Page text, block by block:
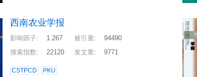
西南农业学报
影响因子: 1.267 被引量:
94490
搜索指数: 22120 发文量: 9771
CSTPCD PKU